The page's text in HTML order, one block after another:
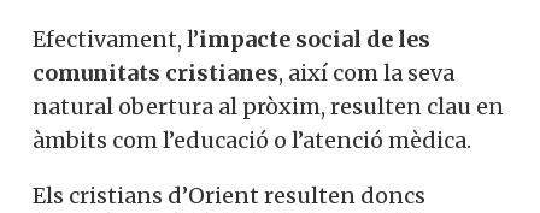
Efectivament, l’impacte social de les
comunitats cristianes, així com la seva
natural obertura al pròxim, resulten clau en
àmbits com l’educació o l’atenció mèdica.
Els cristians d’Orient resulten doncs